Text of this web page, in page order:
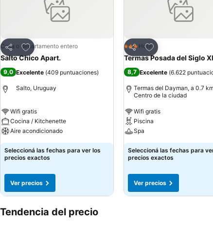
Compartir
Añadir a favoritos
Casa o departamento entero
Salto Chico Apart.
9,0 Excelente (409 puntuaciones)
Salto, Uruguay
Wifi gratis
Cocina / Kitchenette
Aire acondicionado
Seleccioná las fechas para ver los
precios exactos
Ver precios
Compartir
Añadir a favoritos
3 Estrellas
Hotel
Termas Posada del Siglo
8,7 Excelente (6.622
Termas del Dayman, a 0.7
Centro de la ciudad
Wifi gratis
Piscina
Spa
Seleccioná las fechas para
precios exactos
Ver precios
Tendencia del precio